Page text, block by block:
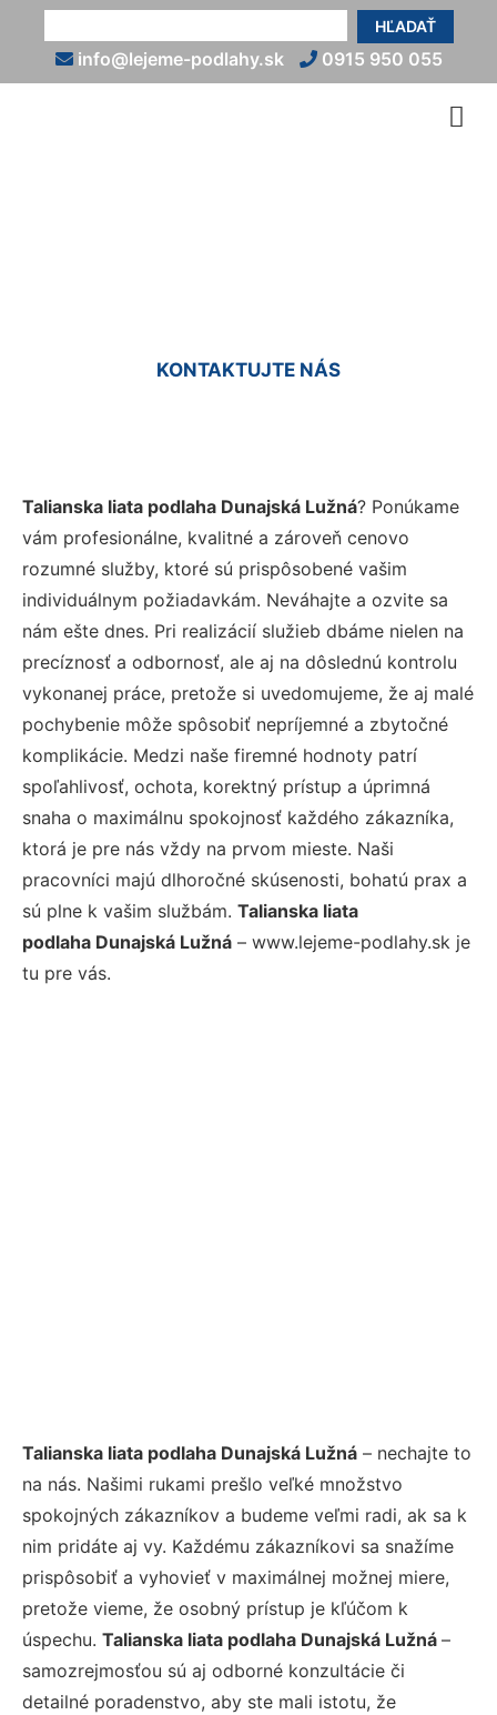
HĽADAŤ
info@lejeme-podlahy.sk 0915 950 055
KONTAKTUJTE NÁS
Talianska liata podlaha Dunajská Lužná? Ponúkame
vám profesionálne, kvalitné a zároveň cenovo
rozumné služby, ktoré sú prispôsobené vašim
individuálnym požiadavkám. Neváhajte a ozvite sa
nám ešte dnes. Pri realizácií služieb dbáme nielen na
precíznosť a odbornosť, ale aj na dôslednú kontrolu
vykonanej práce, pretože si uvedomujeme, že aj malé
pochybenie môže spôsobiť nepríjemné a zbytočné
komplikácie. Medzi naše firemné hodnoty patrí
spoľahlivosť, ochota, korektný prístup a úprimná
snaha o maximálnu spokojnosť každého zákazníka,
ktorá je pre nás vždy na prvom mieste. Naši
pracovníci majú dlhoročné skúsenosti, bohatú prax a
sú plne k vašim službám. Talianska liata
podlaha Dunajská Lužná – www.lejeme-podlahy.sk je
tu pre vás.
Talianska liata podlaha Dunajská Lužná – nechajte to
na nás. Našimi rukami prešlo veľké množstvo
spokojných zákazníkov a budeme veľmi radi, ak sa k
nim pridáte aj vy. Každému zákazníkovi sa snažíme
prispôsobiť a vyhovieť v maximálnej možnej miere,
pretože vieme, že osobný prístup je kľúčom k
úspechu. Talianska liata podlaha Dunajská Lužná –
samozrejmosťou sú aj odborné konzultácie či
detailné poradenstvo, aby ste mali istotu, že